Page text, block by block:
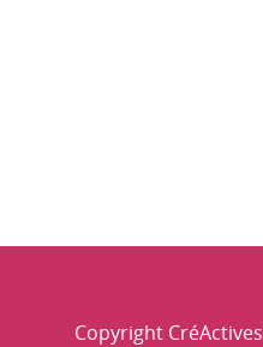
Copyright CréActives